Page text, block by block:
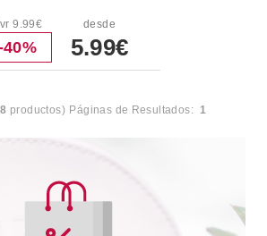
9.99€
40%
desde
5.99€
productos) Páginas de Resultados: 1